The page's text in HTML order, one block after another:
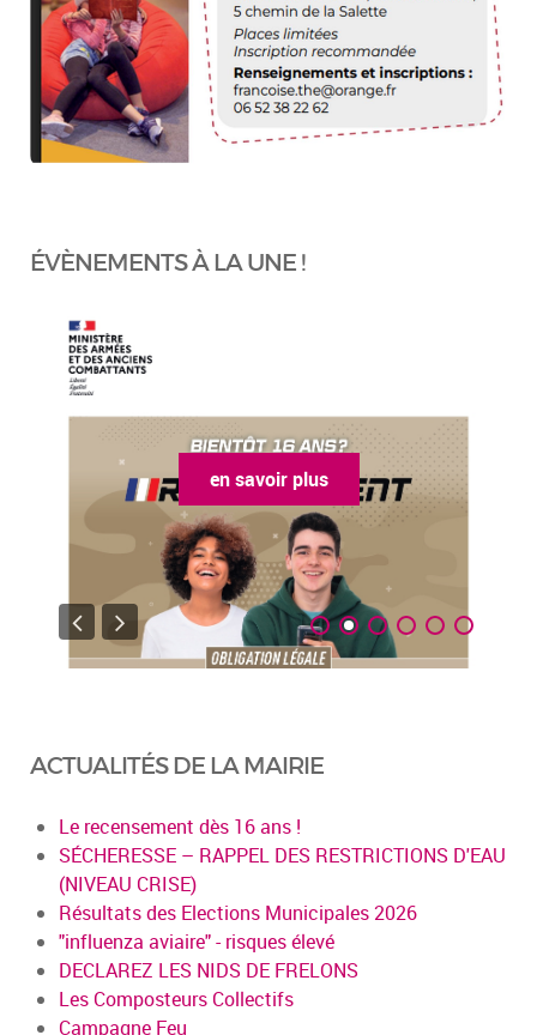
ÉVÈNEMENTS À LA UNE !
en savoir plus
ACTUALITÉS DE LA MAIRIE
Le recensement dès 16 ans !
SÉCHERESSE – RAPPEL DES RESTRICTIONS D'EAU
(NIVEAU CRISE)
Résultats des Elections Municipales 2026
"influenza aviaire" - risques élevé
DECLAREZ LES NIDS DE FRELONS
Les Composteurs Collectifs
Campagne Feu